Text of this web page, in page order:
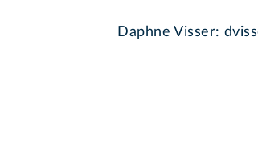
Daphne Visser: